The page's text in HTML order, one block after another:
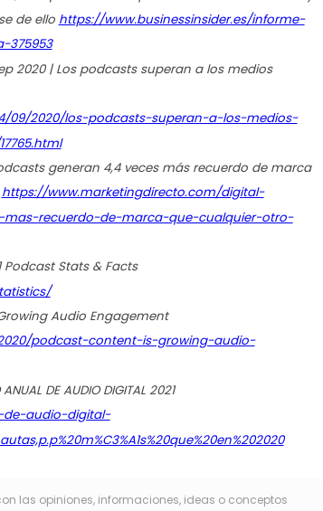
de ello https://www.businessinsider.es/informe-
375953
2020 | Los podcasts superan a los medios
09/2020/los-podcasts-superan-a-los-medios-
generan 4,4 veces más recuerdo de marca
https://www.marketingdirecto.com/digital-
recuerdo-de-marca-que-cualquier-otro-
Podcast Stats & Facts
Audio Engagement
podcast-content-is-growing-audio-
DE AUDIO DIGITAL 2021
de-audio-digital-
las opiniones, informaciones, ideas o conceptos